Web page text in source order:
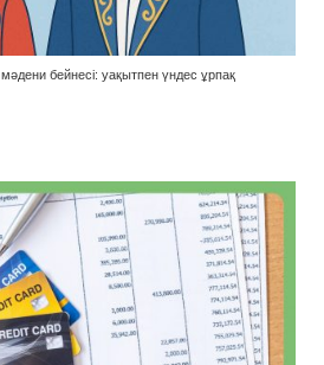
бейнесі: уақытпен үндес ұрпақ